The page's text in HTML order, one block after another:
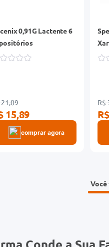
0,91G Lactente 6
21,09
15,89
comprar agora
R$